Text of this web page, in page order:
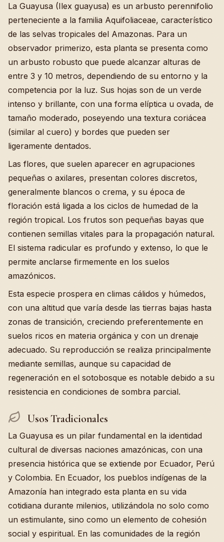
La Guayusa (Ilex guayusa) es un arbusto perennifolio
perteneciente a la familia Aquifoliaceae, característico
de las selvas tropicales del Amazonas. Para un
observador primerizo, esta planta se presenta como
un arbusto robusto que puede alcanzar alturas de
entre 3 y 10 metros, dependiendo de su entorno y la
competencia por la luz. Sus hojas son de un verde
intenso y brillante, con una forma elíptica u ovada, de
tamaño moderado, poseyendo una textura coriácea
(similar al cuero) y bordes que pueden ser
ligeramente dentados.
Las flores, que suelen aparecer en agrupaciones
pequeñas o axilares, presentan colores discretos,
generalmente blancos o crema, y su época de
floración está ligada a los ciclos de humedad de la
región tropical. Los frutos son pequeñas bayas que
contienen semillas vitales para la propagación natural.
El sistema radicular es profundo y extenso, lo que le
permite anclarse firmemente en los suelos
amazónicos.
Esta especie prospera en climas cálidos y húmedos,
con una altitud que varía desde las tierras bajas hasta
zonas de transición, creciendo preferentemente en
suelos ricos en materia orgánica y con un drenaje
adecuado. Su reproducción se realiza principalmente
mediante semillas, aunque su capacidad de
regeneración en el sotobosque es notable debido a su
resistencia en condiciones de sombra parcial.
Usos Tradicionales
La Guayusa es un pilar fundamental en la identidad
cultural de diversas naciones amazónicas, con una
presencia histórica que se extiende por Ecuador, Perú
y Colombia. En Ecuador, los pueblos indígenas de la
Amazonía han integrado esta planta en su vida
cotidiana durante milenios, utilizándola no solo como
un estimulante, sino como un elemento de cohesión
social y espiritual. En las comunidades de la región